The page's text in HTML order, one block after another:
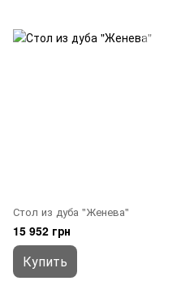
Стол из дуба "Женева"
15 952 грн
Купить